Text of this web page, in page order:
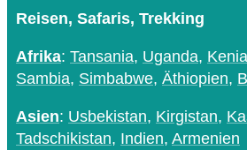
Reisen, Safaris, Trekking
Afrika: Tansania, Uganda, Kenia
Sambia, Simbabwe, Äthiopien,
Asien: Usbekistan, Kirgistan,
Tadschikistan, Indien, Armenien